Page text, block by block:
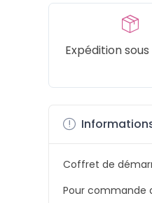
Expédition sous
Coffret de
Pour commande